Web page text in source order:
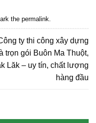
the permalink.
ty thi công xây dựng
trọn gói Buôn Ma Thuột,
Lăk – uy tín, chất lượng
hàng đầu